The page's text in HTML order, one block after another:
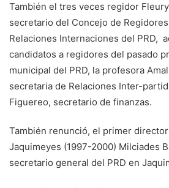
También el tres veces regidor
secretario del Concejo de
Relaciones Internaciones del PRD,
candidatos a regidores del pasado
municipal del PRD, la profesora
secretaria de Relaciones Inter-
Figuereo, secretario de finanzas.
También renunció, el primer
Jaquimeyes (1997-2000) Milciades
secretario general del PRD en